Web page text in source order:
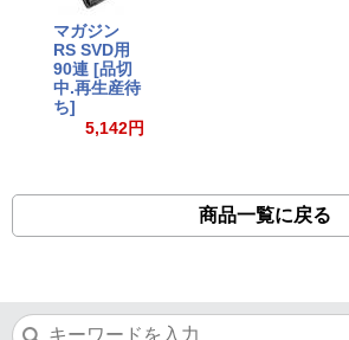
マガジン
RS SVD用
90連 [品切
中.再生産待
ち]
5,142円
商品一覧に戻る